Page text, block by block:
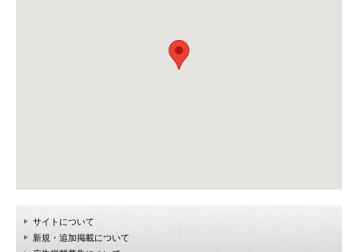
サイトについて
新規・追加掲載について